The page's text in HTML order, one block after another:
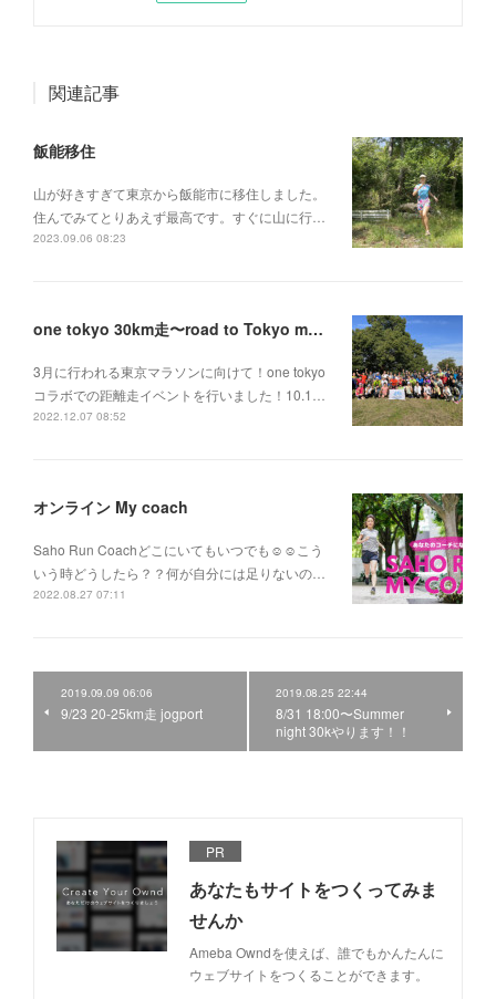
関連記事
飯能移住
山が好きすぎて東京から飯能市に移住しました。
住んでみてとりあえず最高です。すぐに山に行…
2023.09.06 08:23
one tokyo 30km走〜road to Tokyo marathon 〜
3月に行われる東京マラソンに向けて！one tokyo
コラボでの距離走イベントを行いました！10.1…
2022.12.07 08:52
オンライン My coach
Saho Run Coachどこにいてもいつでも☺️☺️こう
いう時どうしたら？？何が自分には足りないの…
2022.08.27 07:11
2019.09.09 06:06
9/23 20-25km走 jogport
2019.08.25 22:44
8/31 18:00〜Summer
night 30kやります！！
PR
あなたもサイトをつくってみま
せんか
Ameba Owndを使えば、誰でもかんたんに
ウェブサイトをつくることができます。